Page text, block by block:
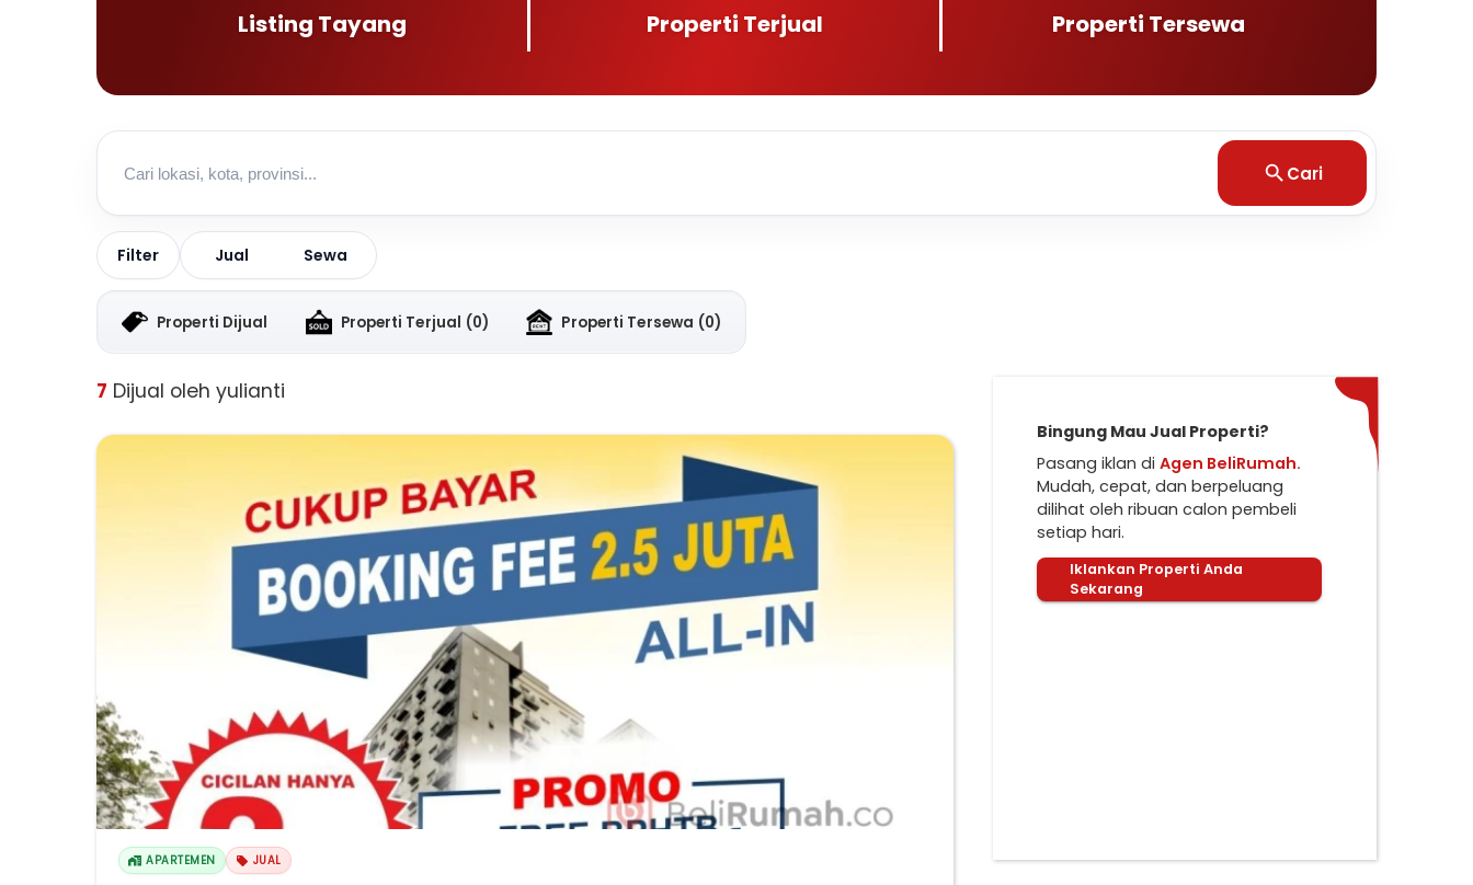
Listing Tayang Properti Terjual Properti Tersewa
Cari
Filter Jual Sewa
Properti Dijual Properti Terjual (0) Properti Tersewa (0)
7 Dijual oleh yulianti
APARTEMEN JUAL
Bingung Mau Jual Properti?
Pasang iklan di Agen BeliRumah.
Mudah, cepat, dan berpeluang
dilihat oleh ribuan calon pembeli
setiap hari.
Iklankan Properti Anda
Sekarang